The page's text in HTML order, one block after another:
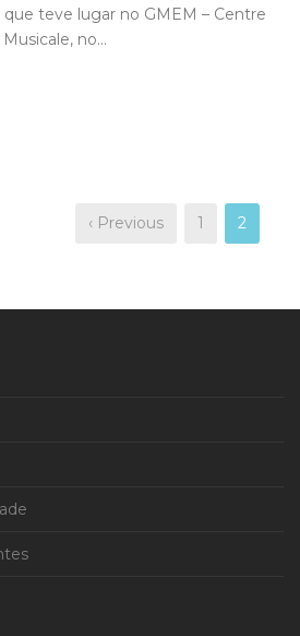
teve lugar no GMEM – Centre
no...
‹ Previous 1 2